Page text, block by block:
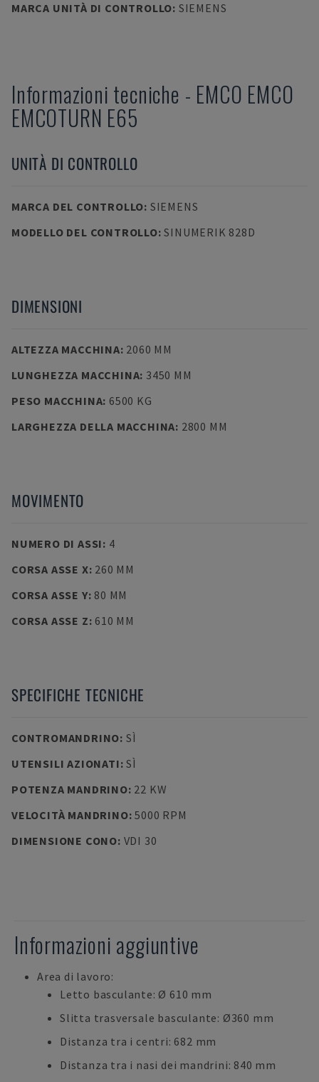
MARCA UNITÀ DI CONTROLLO: SIEMENS
Informazioni tecniche - EMCO EMCO
EMCOTURN E65
UNITÀ DI CONTROLLO
MARCA DEL CONTROLLO: SIEMENS
MODELLO DEL CONTROLLO:SINUMERIK 828D
DIMENSIONI
ALTEZZA MACCHINA: 2060 MM
LUNGHEZZA MACCHINA: 3450 MM
PESO MACCHINA: 6500 KG
LARGHEZZA DELLA MACCHINA: 2800 MM
MOVIMENTO
NUMERO DI ASSI: 4
CORSA ASSE X: 260 MM
CORSA ASSE Y: 80 MM
CORSA ASSE Z: 610 MM
SPECIFICHE TECNICHE
CONTROMANDRINO: SÌ
UTENSILI AZIONATI:SÌ
POTENZA MANDRINO: 22 KW
VELOCITÀ MANDRINO:5000 RPM
DIMENSIONE CONO: VDI 30
Informazioni aggiuntive
Area di lavoro:
Letto basculante: Ø 610 mm
Slitta trasversale basculante: Ø360 mm
Distanza tra i centri: 682 mm
Distanza tra i nasi dei mandrini: 840 mm